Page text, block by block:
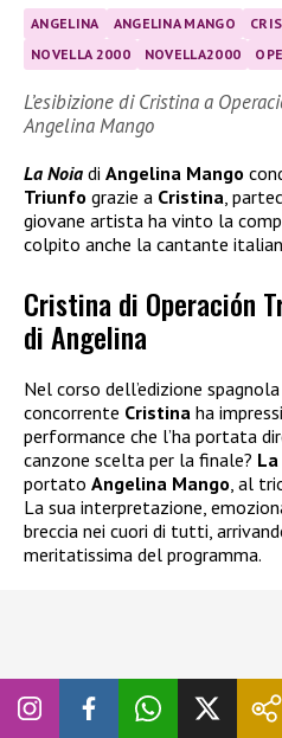
ANGELINA ANGELINA MANGO
NOVELLA 2000
NOVELLA2000
L’esibizione di Cristina a
Angelina Mango
La Noia di Angelina Mango
Triunfo grazie a Cristina ,
giovane artista ha vinto la
colpito anche la cantante
Cristina di Operación
di Angelina
Nel corso dell’edizione
concorrente Cristina ha
performance che l’ha portata
canzone scelta per la finale?
portato Angelina Mango , al
La sua interpretazione,
breccia nei cuori di tutti,
meritatissima del programma.